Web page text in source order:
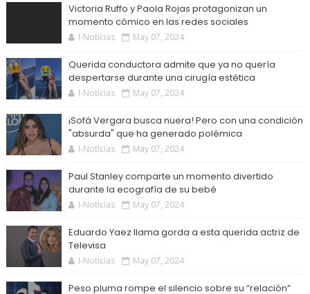
Victoria Ruffo y Paola Rojas protagonizan un
momento cómico en las redes sociales
I-Noticias May 07, 2024
Querida conductora admite que ya no quería
despertarse durante una cirugía estética
I-Noticias May 07, 2024
¡Sofá Vergara busca nuera! Pero con una condición
"absurda" que ha generado polémica
I-Noticias May 07, 2024
Paul Stanley comparte un momento divertido
durante la ecografía de su bebé
I-Noticias May 07, 2024
Eduardo Yaez llama gorda a esta querida actriz de
Televisa
I-Noticias May 07, 2024
Peso pluma rompe el silencio sobre su “relación”